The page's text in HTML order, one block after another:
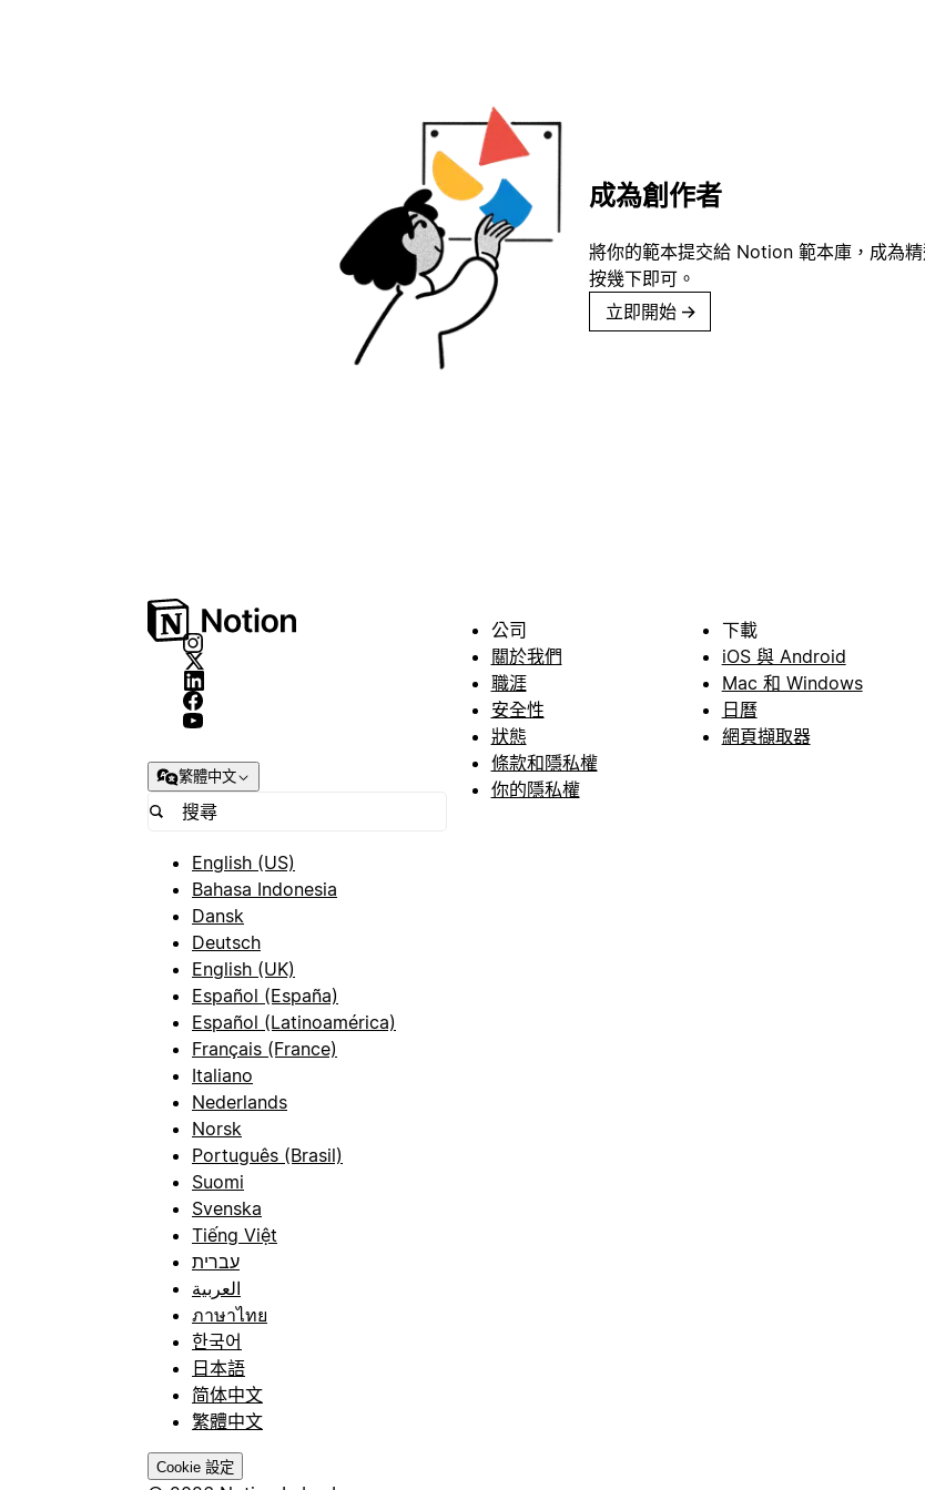
成為創作者
將你的範本提交給 Notion 範本庫，成為
按幾下即可。
立即開始 →
繁體中文
English (US)
Bahasa Indonesia
Dansk
Deutsch
English (UK)
Español (España)
Español (Latinoamérica)
Français (France)
Italiano
Nederlands
Norsk
Português (Brasil)
Suomi
Svenska
Tiếng Việt
עברית
العربية
ภาษาไทย
한국어
日本語
简体中文
繁體中文
Cookie 設定
公司
關於我們
職涯
安全性
狀態
條款和隱私權
你的隱私權
下載
iOS 與 Android
Mac 和 Windows
日曆
網頁擷取器